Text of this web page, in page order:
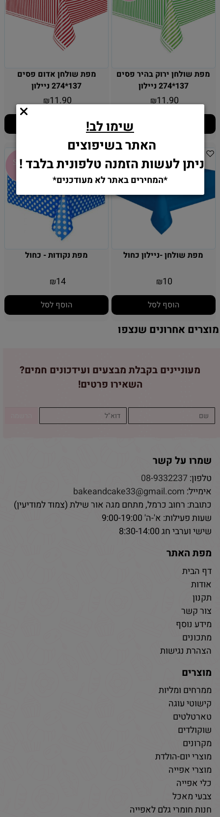
מפת שולחן ירוק בהיר פסים
137*274 ניילון
₪11.90
מפת שולחן אדום פסים
137*274 ניילון
₪11.90
מפת שולחן -ניילון כחול
₪10
הוסף לסל
מפת נקודות - כחול
₪14
הוסף לסל
מוצרים אחרונים שנצפו
מעוניינים בקבלת מבצעים ועידכונים חמים?
השאירו פרטים!
שמרו על קשר
טלפון:08-9332237
אימייל: bakeandcake33@gmail.com
כתובת: רחוב כרמל, מתחם מגה אור שילת (צמוד למודיעין)
שעות פעילות: א'-ה' 9:00-19:00
שישי וערבי חג 8:30-14:00
מפת האתר
דף הבית
אודות
תקנון
צור קשר
מידע נוסף
מתכונים
הצהרת נגישות
מוצרים
ממרחים ומליות
קישוטי עוגה
טארטלטים
שוקולדים
מקרונים
מוצרי יום-הולדת
מוצרי אפייה
כלי אפייה
צבעי מאכל
חנות חומרי גלם לאפייה
שימו לב!
האתר בשיפוצים
ניתן לעשות הזמנה טלפונית בלבד !
*המחירים באתר לא מעודכנים*